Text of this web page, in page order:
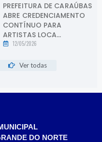
PREFEITURA DE CARAÚBAS
ABRE CREDENCIAMENTO
CONTÍNUO PARA
ARTISTAS LOCA...
12/05/2026
Ver todas
DO NORTE